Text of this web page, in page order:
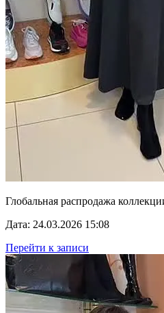
Глобальная распродажа
Дата: 24.03.2026 15:08
Перейти к записи